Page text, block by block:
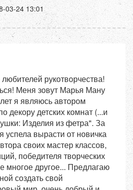
03-24 13:01
рукотворчества!
Меня зовут Марья Ману
я являюсь автором
декору детских комнат (...и
Изделия из фетра". За
успела вырасти от новичка
своих мастер классов,
победителя творческих
многое другое... Предлагаю
создать свой